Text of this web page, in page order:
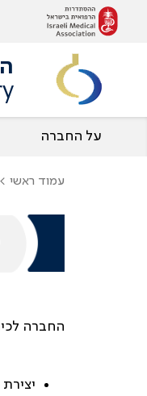
על החברה
עמוד ראשי
החברה